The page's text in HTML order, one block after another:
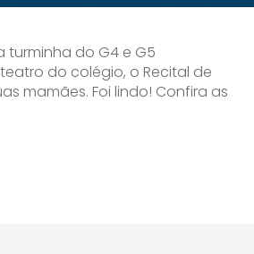
turminha do G4 e G5
do colégio, o Recital de
mamães. Foi lindo! Confira as